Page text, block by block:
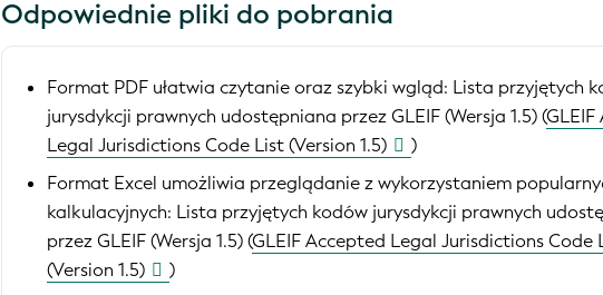
Odpowiednie pliki do pobrania
Format PDF ułatwia czytanie oraz szybki wgląd: Lista przyjętych
jurysdykcji prawnych udostępniana przez GLEIF (Wersja 1.5) (
Legal Jurisdictions Code List (Version 1.5)
)
Format Excel umożliwia przeglądanie z wykorzystaniem
kalkulacyjnych: Lista przyjętych kodów jurysdykcji prawnych
przez GLEIF (Wersja 1.5) (GLEIF Accepted Legal Jurisdictions Code
(Version 1.5)
)